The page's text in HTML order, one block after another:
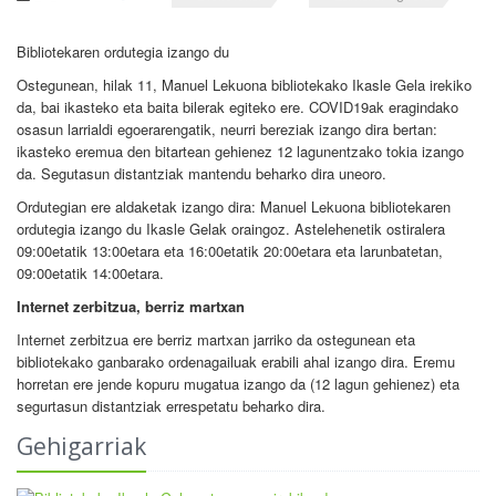
Bibliotekaren ordutegia izango du
Ostegunean, hilak 11, Manuel Lekuona bibliotekako Ikasle Gela irekiko
da, bai ikasteko eta baita bilerak egiteko ere. COVID19ak eragindako
osasun larrialdi egoerarengatik, neurri bereziak izango dira bertan:
ikasteko eremua den bitartean gehienez 12 lagunentzako tokia izango
da. Segutasun distantziak mantendu beharko dira uneoro.
Ordutegian ere aldaketak izango dira: Manuel Lekuona bibliotekaren
ordutegia izango du Ikasle Gelak oraingoz. Astelehenetik ostiralera
09:00etatik 13:00etara eta 16:00etatik 20:00etara eta larunbatetan,
09:00etatik 14:00etara.
Internet zerbitzua, berriz martxan
Internet zerbitzua ere berriz martxan jarriko da ostegunean eta
bibliotekako ganbarako ordenagailuak erabili ahal izango dira. Eremu
horretan ere jende kopuru mugatua izango da (12 lagun gehienez) eta
segurtasun distantziak errespetatu beharko dira.
Gehigarriak